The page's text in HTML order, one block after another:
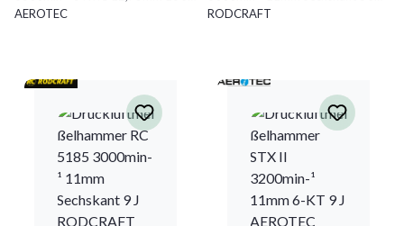
AEROTEC
RODCRAFT